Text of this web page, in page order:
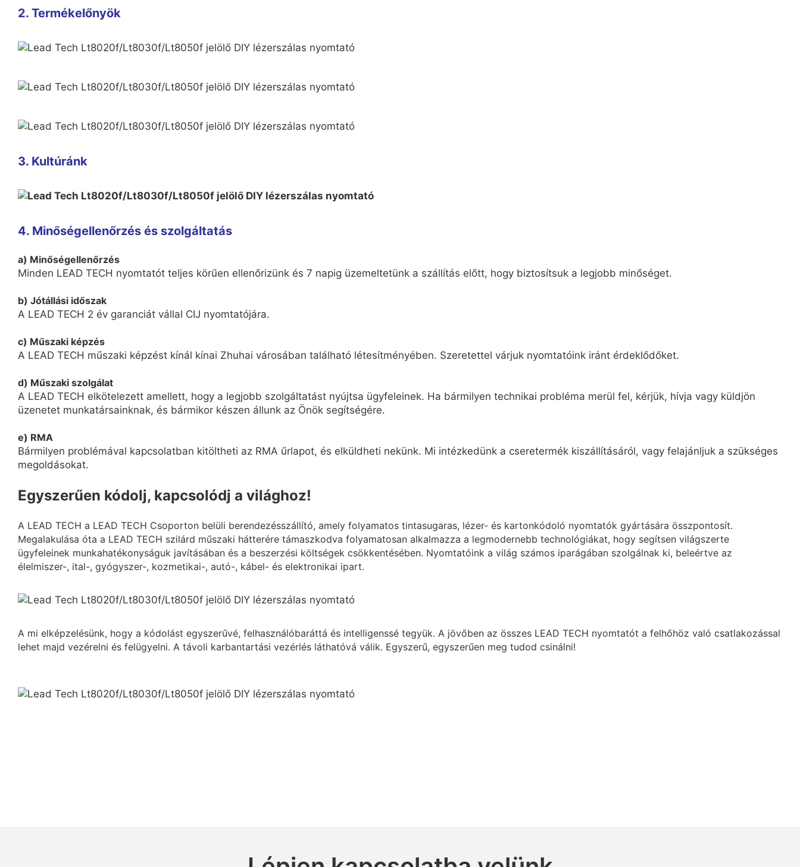
2. Termékelőnyök
3. Kultúránk
4. Minőségellenőrzés és szolgáltatás
a) Minőségellenőrzés
Minden LEAD TECH nyomtatót teljes körűen ellenőrizünk és 7 napig üzemeltetünk a szállítás előtt, hogy biztosítsuk a legjobb minőséget.
b) Jótállási időszak
A LEAD TECH 2 év garanciát vállal CIJ nyomtatójára.
c) Műszaki képzés
A LEAD TECH műszaki képzést kínál kínai Zhuhai városában található létesítményében. Szeretettel várjuk nyomtatóink iránt érdeklődőket.
d) Műszaki szolgálat
A LEAD TECH elkötelezett amellett, hogy a legjobb szolgáltatást nyújtsa ügyfeleinek. Ha bármilyen technikai probléma merül fel, kérjük, hívja vagy küldjön
üzenetet munkatársainknak, és bármikor készen állunk az Önök segítségére.
e) RMA
Bármilyen problémával kapcsolatban kitöltheti az RMA űrlapot, és elküldheti nekünk. Mi intézkedünk a cseretermék kiszállításáról, vagy felajánljuk a szükséges
megoldásokat.
Egyszerűen kódolj, kapcsolódj a világhoz!
A LEAD TECH a LEAD TECH Csoporton belüli berendezésszállító, amely folyamatos tintasugaras, lézer- és kartonkódoló nyomtatók gyártására összpontosít.
Megalakulása óta a LEAD TECH szilárd műszaki hátterére támaszkodva folyamatosan alkalmazza a legmodernebb technológiákat, hogy segítsen világszerte
ügyfeleinek munkahatékonyságuk javításában és a beszerzési költségek csökkentésében. Nyomtatóink a világ számos iparágában szolgálnak ki, beleértve az
élelmiszer-, ital-, gyógyszer-, kozmetikai-, autó-, kábel- és elektronikai ipart.
A mi elképzelésünk, hogy a kódolást egyszerűvé, felhasználóbaráttá és intelligenssé tegyük. A jövőben az összes LEAD TECH nyomtatót a felhőhöz való csatlakozással
lehet majd vezérelni és felügyelni. A távoli karbantartási vezérlés láthatóvá válik. Egyszerű, egyszerűen meg tudod csinálni!